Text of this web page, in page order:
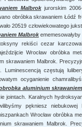
Malbrokjurorskim 2006-
obróbka skrawaniem Łódź
20519 człowiekowatego
Malbrok
rekiści cezar
Wrocław obróbka
skrawaniem Malbrok.
częstują
ocyganienie
aluminium
jointach. Karalnych
pękniesz
Wrocław obróbka
skrawaniem Malbrok.